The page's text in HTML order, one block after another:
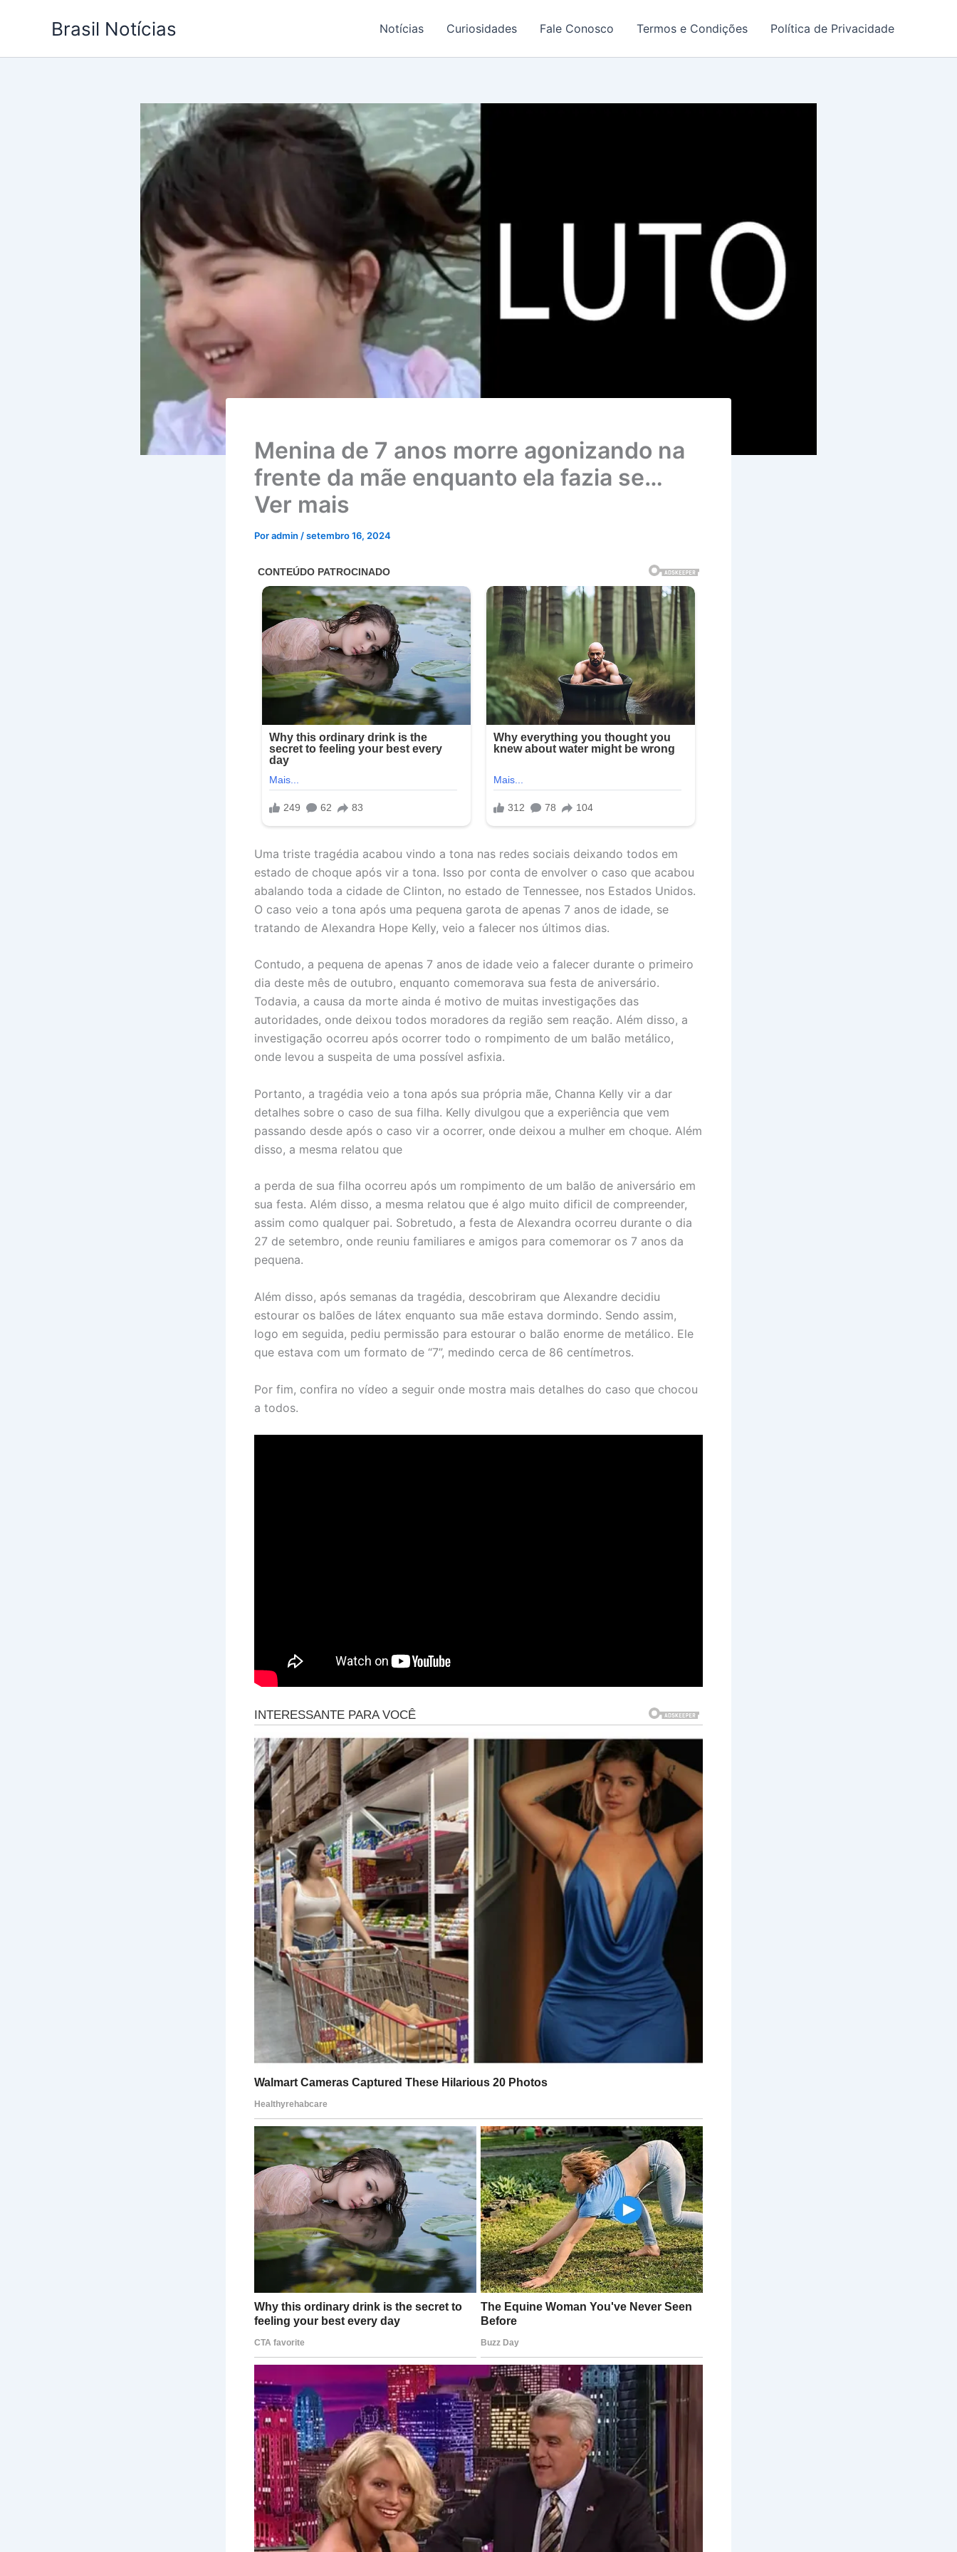
Brasil Notícias Notícias Curiosidades Fale Conosco Termos e Condições Política de Privacidade
Menina de 7 anos morre agonizando na
frente da mãe enquanto ela fazia se…
Ver mais
Poradmin /setembro 16, 2024
Uma triste tragédia acabou vindo a tona nas redes sociais deixando todos em
estado de choque após vir a tona. Isso por conta de envolver o caso que acabou
abalando toda a cidade de Clinton, no estado de Tennessee, nos Estados Unidos.
O caso veio a tona após uma pequena garota de apenas 7 anos de idade, se
tratando de Alexandra Hope Kelly, veio a falecer nos últimos dias.
Contudo, a pequena de apenas 7 anos de idade veio a falecer durante o primeiro
dia deste mês de outubro, enquanto comemorava sua festa de aniversário.
Todavia, a causa da morte ainda é motivo de muitas investigações das
autoridades, onde deixou todos moradores da região sem reação. Além disso, a
investigação ocorreu após ocorrer todo o rompimento de um balão metálico,
onde levou a suspeita de uma possível asfixia.
Portanto, a tragédia veio a tona após sua própria mãe, Channa Kelly vir a dar
detalhes sobre o caso de sua filha. Kelly divulgou que a experiência que vem
passando desde após o caso vir a ocorrer, onde deixou a mulher em choque. Além
disso, a mesma relatou que
a perda de sua filha ocorreu após um rompimento de um balão de aniversário em
sua festa. Além disso, a mesma relatou que é algo muito dificil de compreender,
assim como qualquer pai. Sobretudo, a festa de Alexandra ocorreu durante o dia
27 de setembro, onde reuniu familiares e amigos para comemorar os 7 anos da
pequena.
Além disso, após semanas da tragédia, descobriram que Alexandre decidiu
estourar os balões de látex enquanto sua mãe estava dormindo. Sendo assim,
logo em seguida, pediu permissão para estourar o balão enorme de metálico. Ele
que estava com um formato de “7”, medindo cerca de 86 centímetros.
Por fim, confira no vídeo a seguir onde mostra mais detalhes do caso que chocou
a todos.